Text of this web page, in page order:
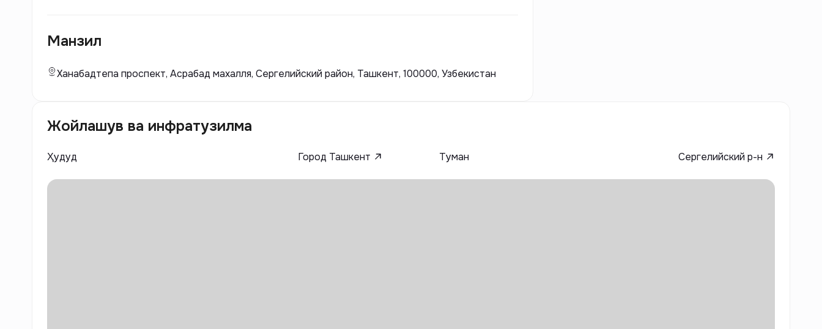
Манзил
Ханабадтепа проспект, Асрабад махалля, Сергелийский район, Ташкент, 100000, Узбекистан
Жойлашув ва инфратузилма
Ҳудуд Город Ташкент Туман Сергелийский р-н